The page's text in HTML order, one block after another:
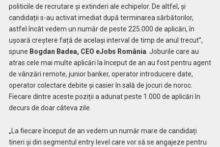
politicile de recrutare și extinderi ale echipelor. De altfel, și
candidații s-au activat imediat după terminarea sărbătorilor,
astfel încât vedem un număr de peste 225.000 de aplicări, în
ușoară creștere față de același interval de timp de anul trecut”,
spune Bogdan Badea, CEO eJobs România. Joburile care au
atras cele mai multe aplicări la început de an au fost pentru agent
de vânzări remote, junior banker, operator introducere date,
operator colectare debite și casier în sală de jocuri de noroc.
Fiecare dintre aceste poziții a adunat peste 1.000 de aplicări în
decurs de doar câteva zile.
„La fiecare început de an vedem un număr mare de candidați
tineri și din segmentul entry level care vor să se angajeze pentru